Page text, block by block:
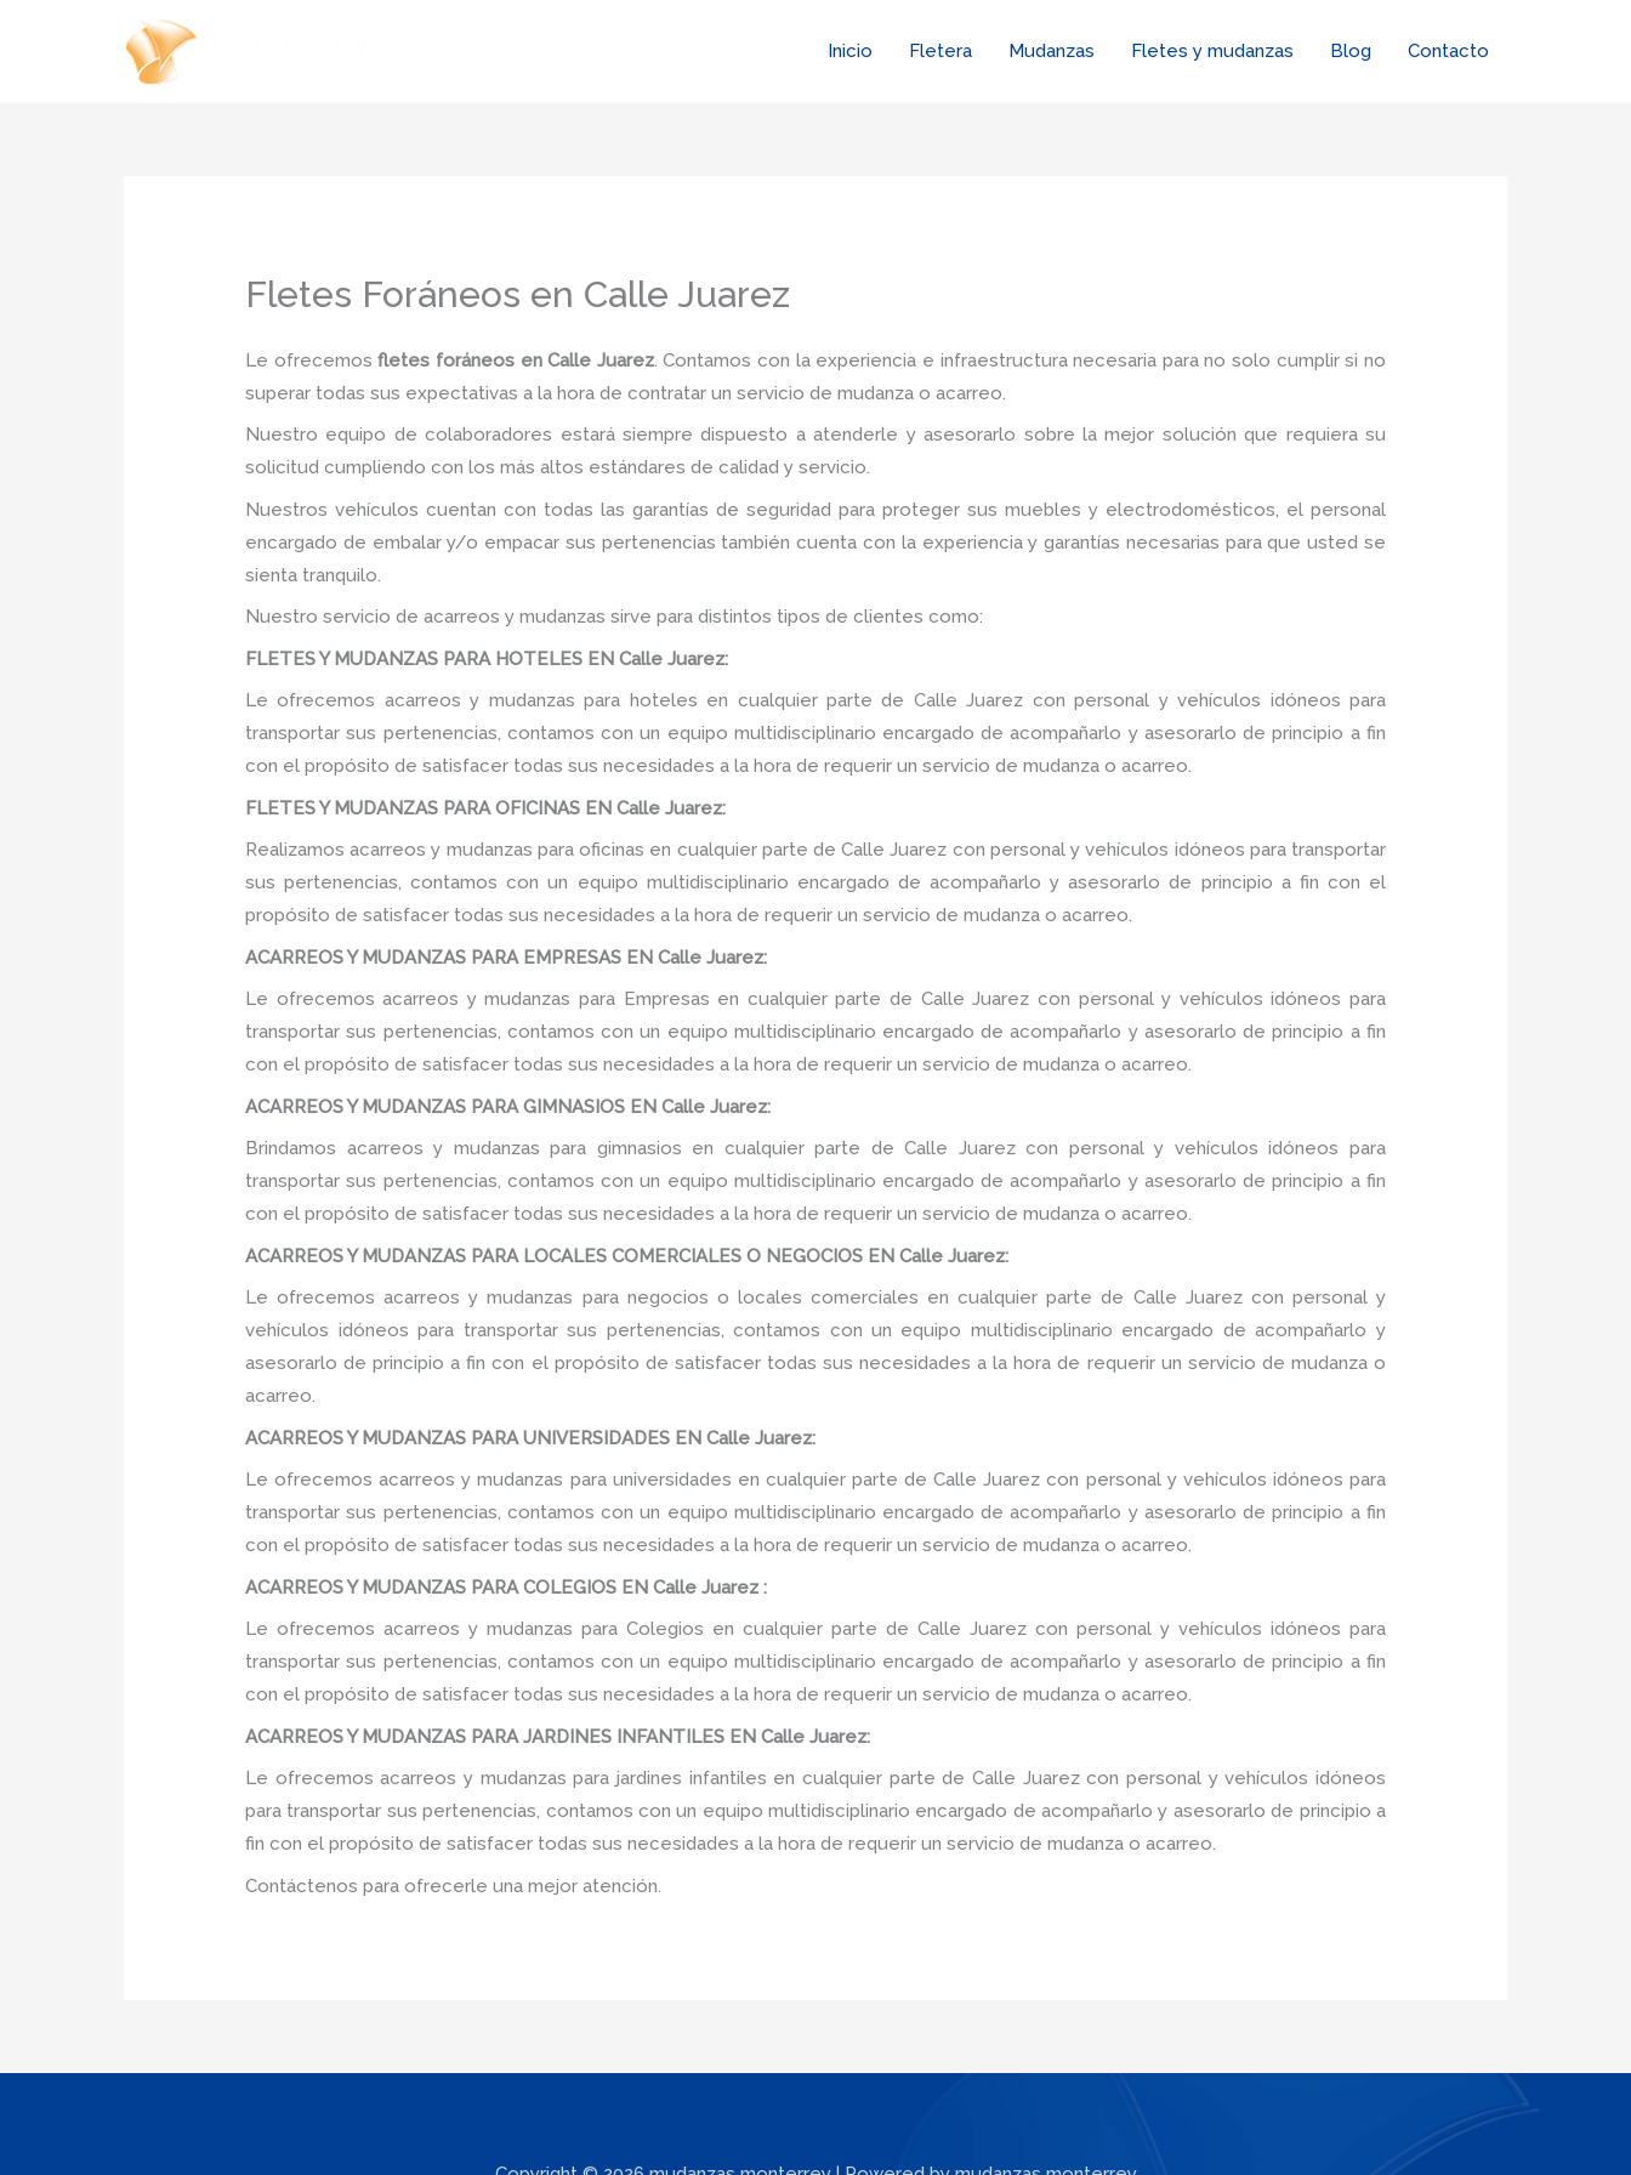
Inicio Fletera Mudanzas Fletes y mudanzas Blog Contacto
Fletes Foráneos en Calle Juarez
Le ofrecemos fletes foráneos en Calle Juarez. Contamos con la experiencia e infraestructura necesaria para no solo cumplir si no
superar todas sus expectativas a la hora de contratar un servicio de mudanza o acarreo.
Nuestro equipo de colaboradores estará siempre dispuesto a atenderle y asesorarlo sobre la mejor solución que requiera su
solicitud cumpliendo con los más altos estándares de calidad y servicio.
Nuestros vehículos cuentan con todas las garantías de seguridad para proteger sus muebles y electrodomésticos, el personal
encargado de embalar y/o empacar sus pertenencias también cuenta con la experiencia y garantías necesarias para que usted se
sienta tranquilo.
Nuestro servicio de acarreos y mudanzas sirve para distintos tipos de clientes como:
FLETES Y MUDANZAS PARA HOTELES EN Calle Juarez:
Le ofrecemos acarreos y mudanzas para hoteles en cualquier parte de Calle Juarez con personal y vehículos idóneos para
transportar sus pertenencias, contamos con un equipo multidisciplinario encargado de acompañarlo y asesorarlo de principio a fin
con el propósito de satisfacer todas sus necesidades a la hora de requerir un servicio de mudanza o acarreo.
FLETES Y MUDANZAS PARA OFICINAS EN Calle Juarez:
Realizamos acarreos y mudanzas para oficinas en cualquier parte de Calle Juarez con personal y vehículos idóneos para transportar
sus pertenencias, contamos con un equipo multidisciplinario encargado de acompañarlo y asesorarlo de principio a fin con el
propósito de satisfacer todas sus necesidades a la hora de requerir un servicio de mudanza o acarreo.
ACARREOS Y MUDANZAS PARA EMPRESAS EN Calle Juarez:
Le ofrecemos acarreos y mudanzas para Empresas en cualquier parte de Calle Juarez con personal y vehículos idóneos para
transportar sus pertenencias, contamos con un equipo multidisciplinario encargado de acompañarlo y asesorarlo de principio a fin
con el propósito de satisfacer todas sus necesidades a la hora de requerir un servicio de mudanza o acarreo.
ACARREOS Y MUDANZAS PARA GIMNASIOS EN Calle Juarez:
Brindamos acarreos y mudanzas para gimnasios en cualquier parte de Calle Juarez con personal y vehículos idóneos para
transportar sus pertenencias, contamos con un equipo multidisciplinario encargado de acompañarlo y asesorarlo de principio a fin
con el propósito de satisfacer todas sus necesidades a la hora de requerir un servicio de mudanza o acarreo.
ACARREOS Y MUDANZAS PARA LOCALES COMERCIALES O NEGOCIOS EN Calle Juarez:
Le ofrecemos acarreos y mudanzas para negocios o locales comerciales en cualquier parte de Calle Juarez con personal y
vehículos idóneos para transportar sus pertenencias, contamos con un equipo multidisciplinario encargado de acompañarlo y
asesorarlo de principio a fin con el propósito de satisfacer todas sus necesidades a la hora de requerir un servicio de mudanza o
acarreo.
ACARREOS Y MUDANZAS PARA UNIVERSIDADES EN Calle Juarez:
Le ofrecemos acarreos y mudanzas para universidades en cualquier parte de Calle Juarez con personal y vehículos idóneos para
transportar sus pertenencias, contamos con un equipo multidisciplinario encargado de acompañarlo y asesorarlo de principio a fin
con el propósito de satisfacer todas sus necesidades a la hora de requerir un servicio de mudanza o acarreo.
ACARREOS Y MUDANZAS PARA COLEGIOS EN Calle Juarez :
Le ofrecemos acarreos y mudanzas para Colegios en cualquier parte de Calle Juarez con personal y vehículos idóneos para
transportar sus pertenencias, contamos con un equipo multidisciplinario encargado de acompañarlo y asesorarlo de principio a fin
con el propósito de satisfacer todas sus necesidades a la hora de requerir un servicio de mudanza o acarreo.
ACARREOS Y MUDANZAS PARA JARDINES INFANTILES EN Calle Juarez:
Le ofrecemos acarreos y mudanzas para jardines infantiles en cualquier parte de Calle Juarez con personal y vehículos idóneos
para transportar sus pertenencias, contamos con un equipo multidisciplinario encargado de acompañarlo y asesorarlo de principio a
fin con el propósito de satisfacer todas sus necesidades a la hora de requerir un servicio de mudanza o acarreo.
Contáctenos para ofrecerle una mejor atención.